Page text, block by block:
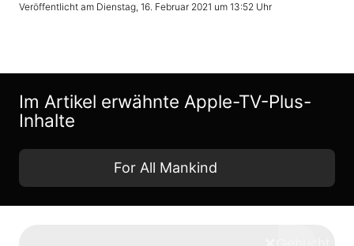
Veröffentlicht am Dienstag, 16. Februar 2021 um 13:52 Uhr
Im Artikel erwähnte Apple-TV-Plus-
Inhalte
For All Mankind